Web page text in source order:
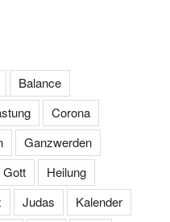
Balance
Corona
Ganzwerden
Gott
Heilung
Judas
Kalender